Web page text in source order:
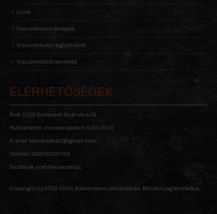
Üzlet
Viszonteladói belépés
Viszonteladói regisztráció
Viszonteladói rendelés
ELÉRHETŐSÉGEK
Bolt: 1222 Budapest, Gyár utca 15.
Nyitva tartás: munkanapokon 8:00-15:00
E-mail: lekvaroshaz@gmail.com
Telefon: 06209328789
facebook.com/lekvaroshaz
Copyright (c) 2010-2026, Kaldeneker Lekvárosház. Minden jog fenntartva.